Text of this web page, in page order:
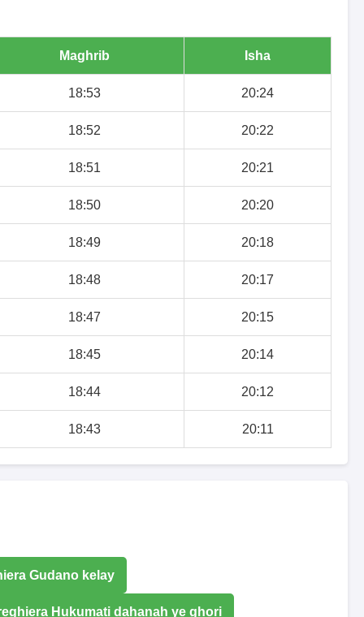
Maghrib Isha
18:53 20:24
18:52 20:22
18:51 20:21
18:50 20:20
18:49 20:18
18:48 20:17
18:47 20:15
18:45 20:14
18:44 20:12
18:43 20:11
Gudano kelay
Hukumati dahanah ye ghori